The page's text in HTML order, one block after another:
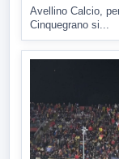
Avellino Calcio,
Cinquegrano si...